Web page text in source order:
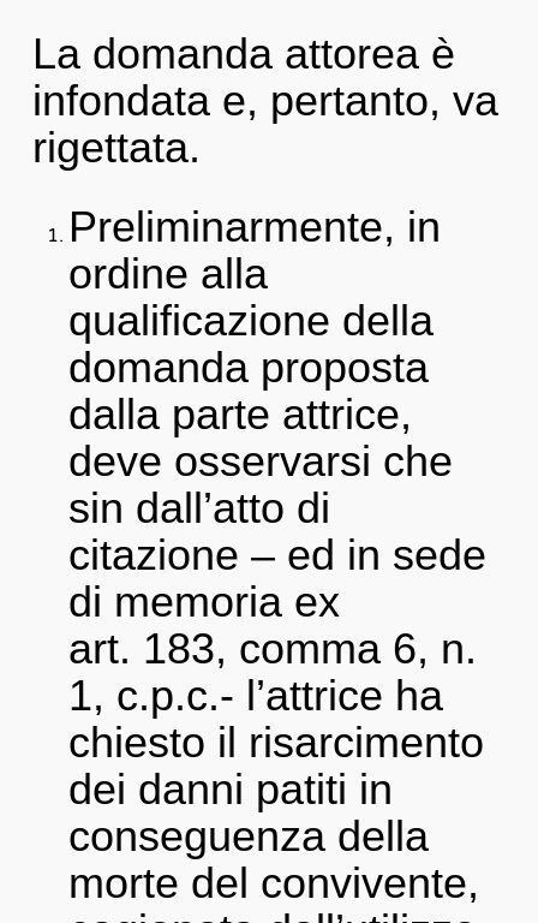
La domanda attorea è
infondata e, pertanto, va
rigettata.
Preliminarmente, in
ordine alla
qualificazione della
domanda proposta
dalla parte attrice,
deve osservarsi che
sin dall’atto di
citazione – ed in sede
di memoria ex
art. 183, comma 6, n.
1, c.p.c.- l’attrice ha
chiesto il risarcimento
dei danni patiti in
conseguenza della
morte del convivente,